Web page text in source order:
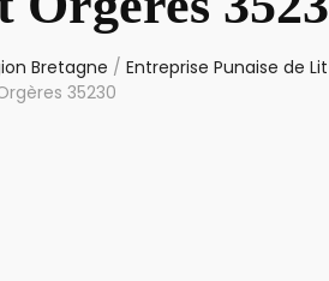
Bretagne / Entreprise Punaise de
35230